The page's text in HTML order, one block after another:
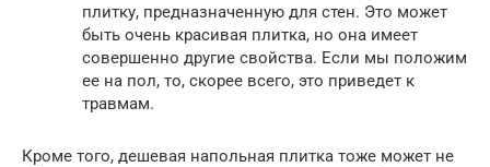
плитку, предназначенную для стен. Это может
быть очень красивая плитка, но она имеет
совершенно другие свойства. Если мы положим
ее на пол, то, скорее всего, это приведет к
травмам.
Кроме того, дешевая напольная плитка тоже может не